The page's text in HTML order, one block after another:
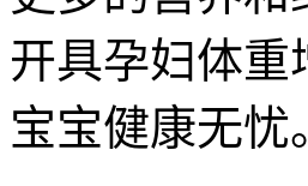
开具孕妇体重
宝宝健康无忧